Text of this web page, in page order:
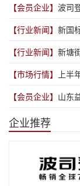
【会员企业】 波司
赋能
【行业新闻】 新国
体“抢
【行业新闻】 新塘
推进
【市场行情】 上半
【会员企业】 山东
品全
企业推荐